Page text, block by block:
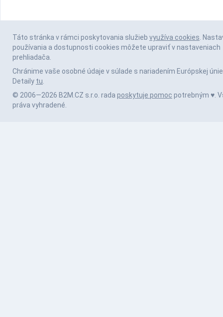
Táto stránka v rámci poskytovania služieb využíva cookies.
používania a dostupnosti cookies môžete upraviť v nastaveniach
prehliadača.
Chránime vaše osobné údaje v súlade s nariadením Európskej únie
Detaily tu.
© 2006—2026 B2M.CZ s.r.o. rada poskytuje pomoc potrebným ♥️.
práva vyhradené.